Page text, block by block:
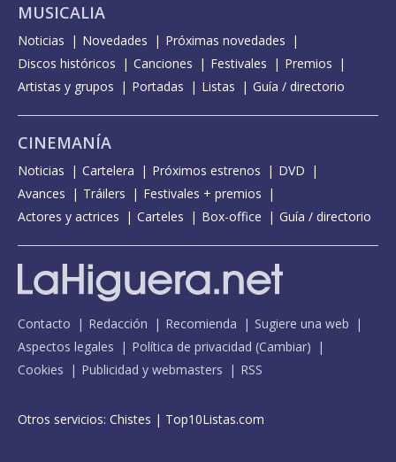
MUSICALIA
Noticias Novedades
Próximas novedades
Discos históricos
Canciones Festivales
Premios
Artistas y grupos
Portadas Listas Guía / directorio
CINEMANÍA
Noticias Cartelera Próximos estrenos
DVD
Avances
Tráilers
Festivales + premios
Actores y actrices
Carteles Box-office Guía / directorio
Contacto Redacción Recomienda
Sugiere una web
Aspectos legales
Política de privacidad (Cambiar)
Cookies
Publicidad y webmasters RSS
Otros servicios: Chistes | Top10Listas.com